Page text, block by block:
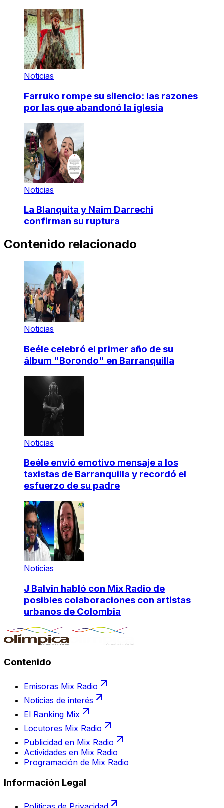
Noticias
Farruko rompe su silencio: las razones
por las que abandonó la iglesia
Noticias
La Blanquita y Naim Darrechi
confirman su ruptura
Contenido relacionado
Noticias
Beéle celebró el primer año de su
álbum "Borondo" en Barranquilla
Noticias
Beéle envió emotivo mensaje a los
taxistas de Barranquilla y recordó el
esfuerzo de su padre
Noticias
J Balvin habló con Mix Radio de
posibles colaboraciones con artistas
urbanos de Colombia
Contenido
Emisoras Mix Radio
Noticias de interés
El Ranking Mix
Locutores Mix Radio
Publicidad en Mix Radio
Actividades en Mix Radio
Programación de Mix Radio
Información Legal